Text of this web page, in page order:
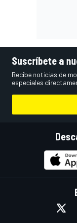
Suscríbete a
Recibe noticias de
especiales